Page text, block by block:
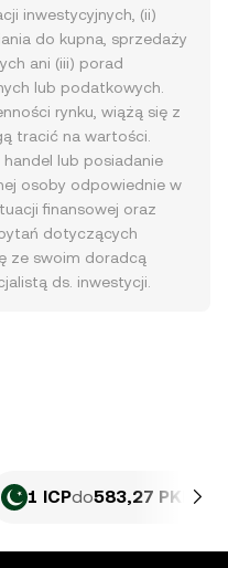
inwestycyjnych, (ii)
do kupna, sprzedaży
ani (iii) porad
lub podatkowych.
rynku, wiążą się z
tracić na wartości.
handel lub posiadanie
osoby odpowiednie w
finansowej oraz
dotyczących
ze swoim doradcą
ds. inwestycji.
1 ICPdo583,27 PKR